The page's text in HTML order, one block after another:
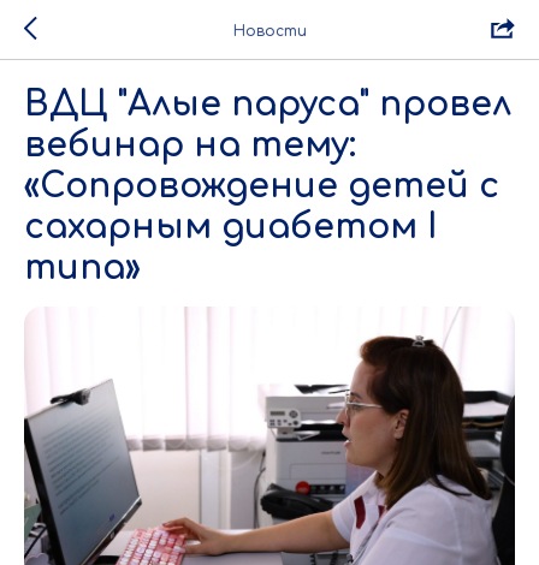
Новости
ВДЦ "Алые паруса" провел
вебинар на тему:
«Сопровождение детей с
сахарным диабетом I
типа»